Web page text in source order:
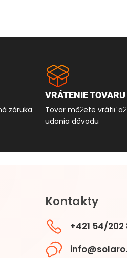
záruka
VRÁTENIE
Tovar môžete vrátiť až
udania dôvodu
Kontakty
+421 54/202